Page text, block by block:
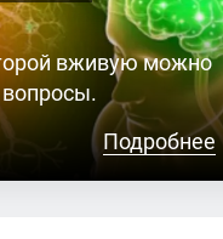
вживую можно
Подробнее